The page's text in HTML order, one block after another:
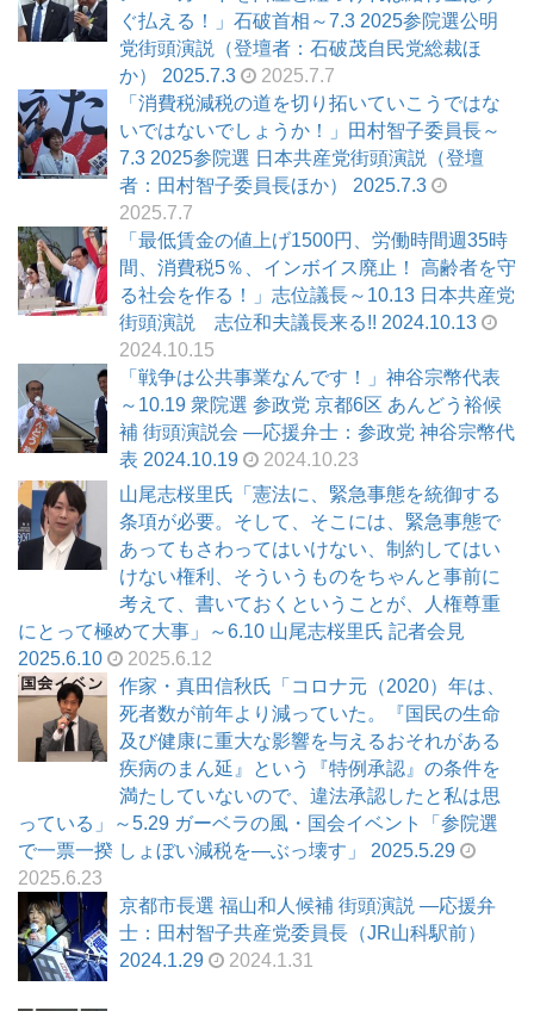
ぐ払える！」石破首相～7.3 2025参院選公明
党街頭演説（登壇者：石破茂自民党総裁ほ
か） 2025.7.3
2025.7.7
「消費税減税の道を切り拓いていこうではな
いではないでしょうか！」田村智子委員長～
7.3 2025参院選 日本共産党街頭演説（登壇
者：田村智子委員長ほか） 2025.7.3
2025.7.7
「最低賃金の値上げ1500円、労働時間週35時
間、消費税5％、インボイス廃止！ 高齢者を守
る社会を作る！」志位議長～10.13 日本共産党
街頭演説 志位和夫議長来る!! 2024.10.13
2024.10.15
「戦争は公共事業なんです！」神谷宗幣代表
～10.19 衆院選 参政党 京都6区 あんどう裕候
補 街頭演説会 ―応援弁士：参政党 神谷宗幣代
表 2024.10.19
2024.10.23
山尾志桜里氏「憲法に、緊急事態を統御する
条項が必要。そして、そこには、緊急事態で
あってもさわってはいけない、制約してはい
けない権利、そういうものをちゃんと事前に
考えて、書いておくということが、人権尊重
にとって極めて大事」～6.10 山尾志桜里氏 記者会見
2025.6.10
2025.6.12
作家・真田信秋氏「コロナ元（2020）年は、
死者数が前年より減っていた。『国民の生命
及び健康に重大な影響を与えるおそれがある
疾病のまん延』という『特例承認』の条件を
満たしていないので、違法承認したと私は思
っている」～5.29 ガーベラの風・国会イベント「参院選
で一票一揆 しょぼい減税を―ぶっ壊す」 2025.5.29
2025.6.23
京都市長選 福山和人候補 街頭演説 ―応援弁
士：田村智子共産党委員長（JR山科駅前）
2024.1.29
2024.1.31